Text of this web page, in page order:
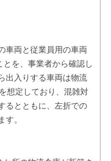
車両と従業員用の車両
を、事業者から確認し
出入りする車両は物流
想定しており、混雑対
るとともに、左折での
す。